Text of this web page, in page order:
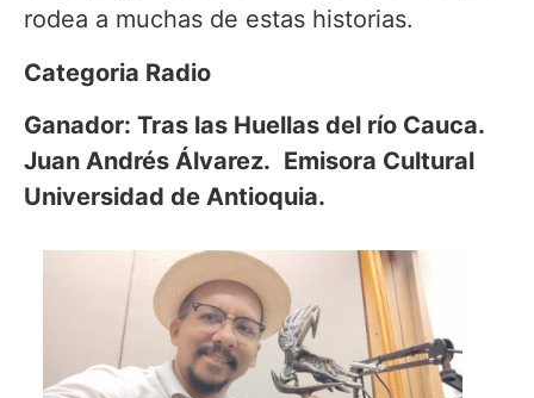
rodea a muchas de estas historias.
Categoria Radio
Ganador: Tras las Huellas del río Cauca.
Juan Andrés Álvarez. Emisora Cultural
Universidad de Antioquia.